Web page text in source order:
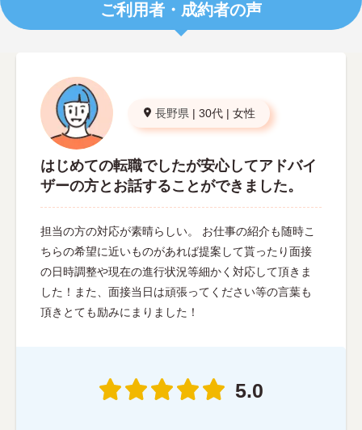
ご利用者・成約者の声
長野県 | 30代 | 女性
はじめての転職でしたが安心してアドバイ
ザーの方とお話することができました。
担当の方の対応が素晴らしい。 お仕事の紹介も随時こ
ちらの希望に近いものがあれば提案して貰ったり面接
の日時調整や現在の進行状況等細かく対応して頂きま
した！また、面接当日は頑張ってください等の言葉も
頂きとても励みにまりました！
5.0